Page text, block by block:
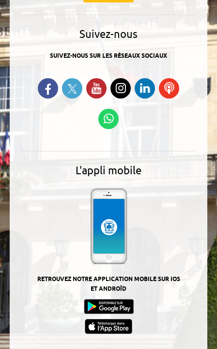
Suivez-nous
SUIVEZ-NOUS SUR LES RÉSEAUX SOCIAUX
Retrouvez-nous sur Facebook
Suivez-nous sur Twitter
Suivez-nous sur YouTube
Suivez-nous sur
Instagram
Retrouvez-
nous sur
Ecoutez
L'appli mobile
RETROUVEZ NOTRE APPLICATION MOBILE SUR IOS
ET ANDROÏD